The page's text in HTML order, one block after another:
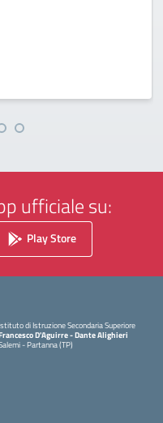
ufficiale su:
Play Store
di Istruzione Secondaria Superiore
D'Aguirre - Dante Alighieri
- Partanna (TP)